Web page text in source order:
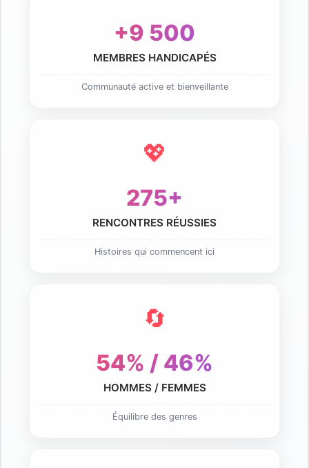
+9 500
MEMBRES HANDICAPÉS
Communauté active et bienveillante
💖
275+
RENCONTRES RÉUSSIES
Histoires qui commencent ici
🔄
54% / 46%
HOMMES / FEMMES
Équilibre des genres